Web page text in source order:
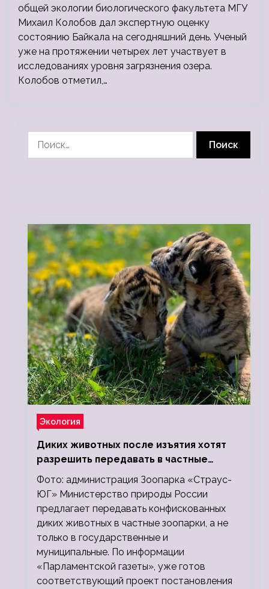
общей экологии биологического факультета МГУ
Михаил Колобов дал экспертную оценку
состоянию Байкала на сегодняшний день. Ученый
уже на протяжении четырех лет участвует в
исследованиях уровня загрязнения озера.
Колобов отметил,…
Экология
Диких животных после изъятия хотят
разрешить передавать в частные
зоопарки
Фото: администрация Зоопарка «Страус-
ЮГ» Министерство природы России
предлагает передавать конфискованных
диких животных в частные зоопарки, а не
только в государственные и
муниципальные. По информации
«Парламентской газеты», уже готов
соответствующий проект постановления